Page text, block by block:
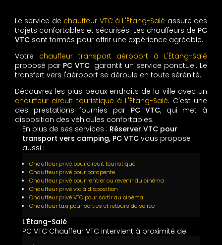
Le service de chauffeur VTC à L'Étang-Salé assure des
trajets confortables et sécurisés. Les chauffeurs de PC
VTC sont formés pour offrir une expérience agréable.
Votre chauffeur transport aéroport à L'Étang-Salé
proposé par PC VTC garantit un service ponctuel. Le
transfert vers l'aéroport se déroule en toute sérénité.
Découvrez les plus beaux endroits de la ville avec un
chauffeur circuit touristique à L'Étang-Salé. C'est une
des prestations fournies par PC VTC, qui met à
disposition des véhicules confortables.
En plus de ses services : Réserver VTC pour
transport vers camping, PC VTC vous propose
aussi :
Chauffeur privé pour circuit touristique
Chauffeur privé pour parapente
Chauffeur privé pour rentrer ou revenir du cinéma
Chauffeur privé vtc à disposition
Chauffeur privé VTC pour sortir au cinéma
Chauffeur taxi pour sorties et retours de soirée
L'Étang-Salé
PC VTC Chauffeur VTC intervient à proximité de :